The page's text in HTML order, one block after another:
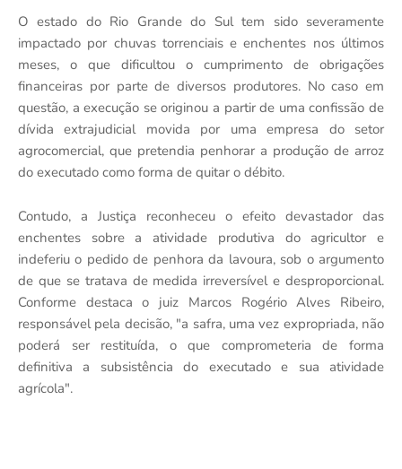
O estado do Rio Grande do Sul tem sido severamente
impactado por chuvas torrenciais e enchentes nos últimos
meses, o que dificultou o cumprimento de obrigações
financeiras por parte de diversos produtores. No caso em
questão, a execução se originou a partir de uma confissão de
dívida extrajudicial movida por uma empresa do setor
agrocomercial, que pretendia penhorar a produção de arroz
do executado como forma de quitar o débito.
Contudo, a Justiça reconheceu o efeito devastador das
enchentes sobre a atividade produtiva do agricultor e
indeferiu o pedido de penhora da lavoura, sob o argumento
de que se tratava de medida irreversível e desproporcional.
Conforme destaca o juiz Marcos Rogério Alves Ribeiro,
responsável pela decisão, "a safra, uma vez expropriada, não
poderá ser restituída, o que comprometeria de forma
definitiva a subsistência do executado e sua atividade
agrícola"​​.